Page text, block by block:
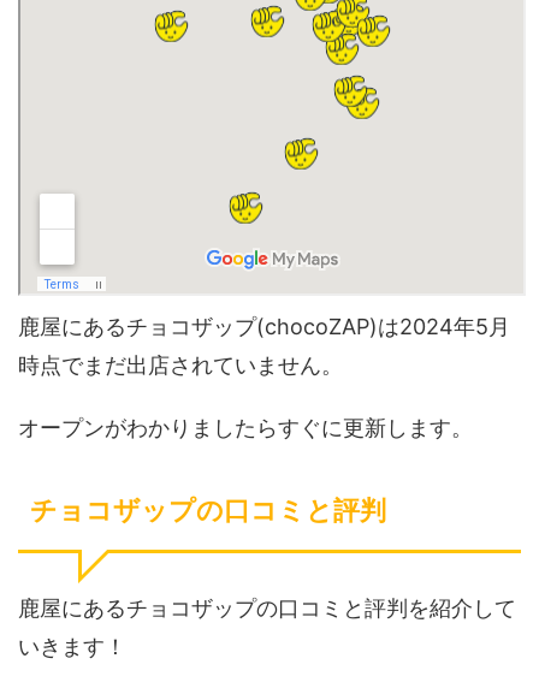
鹿屋にあるチョコザップ(chocoZAP)は2024年5月
時点でまだ出店されていません。
オープンがわかりましたらすぐに更新します。
チョコザップの口コミと評判
鹿屋にあるチョコザップの口コミと評判を紹介して
いきます！